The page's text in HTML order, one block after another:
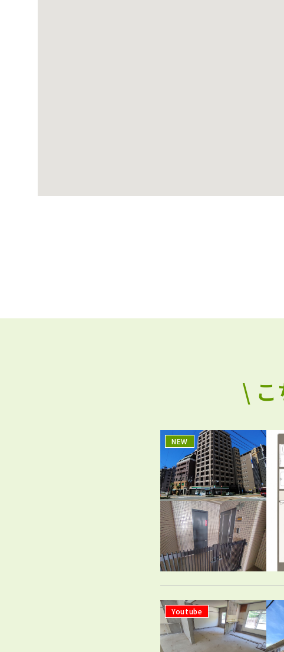
\ こ
NEW
Youtube